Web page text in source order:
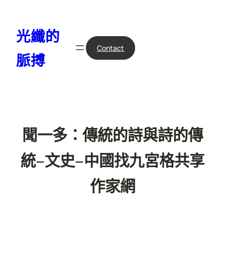
光纖的
脈搏
Contact
聞一多：傳統的詩與詩的傳
統–文史–中國找九宮格共享
作家網